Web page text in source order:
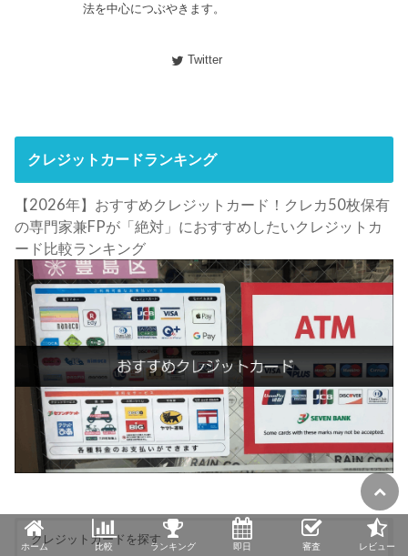
法を中心につぶやきます。
Twitter
クレジットカードランキング
【2026年】おすすめクレジットカード！クレカ50枚保有
の専門家兼FPが「絶対」におすすめしたいクレジットカ
ード比較ランキング
クレジットカードを探す
ホーム 比較 ランキング 即日 審査 レビュー